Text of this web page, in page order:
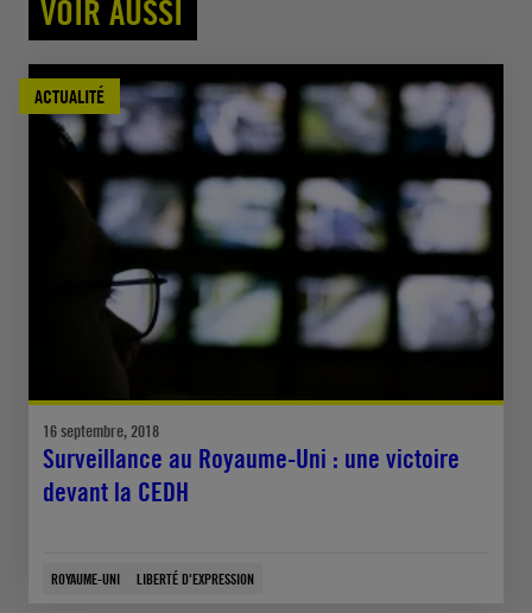
VOIR AUSSI
ACTUALITÉ
16 septembre, 2018
Surveillance au Royaume-Uni : une victoire
devant la CEDH
ROYAUME-UNI LIBERTÉ D'EXPRESSION